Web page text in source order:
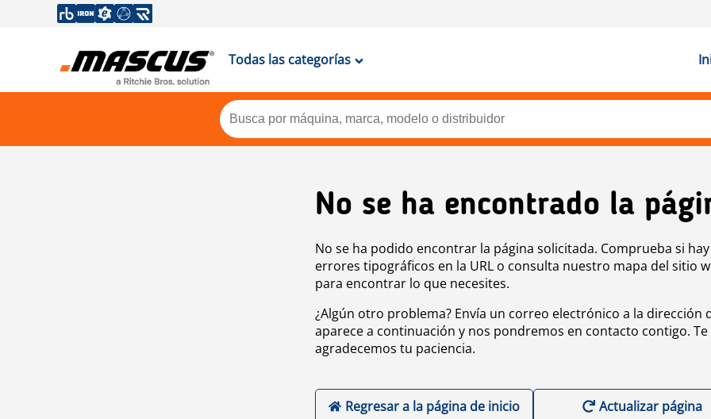
Todas las categorías
No se ha encontrado la
No se ha podido encontrar la página solicitada. Comprueba si hay
errores tipográficos en la URL o consulta nuestro mapa del sitio
para encontrar lo que necesites.
¿Algún otro problema? Envía un correo electrónico a la dirección
aparece a continuación y nos pondremos en contacto contigo. Te
agradecemos tu paciencia.
Regresar a la página de inicio Actualizar página